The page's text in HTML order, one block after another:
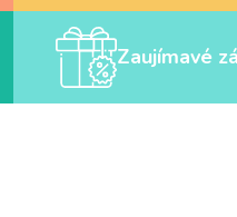
Zaujímavé